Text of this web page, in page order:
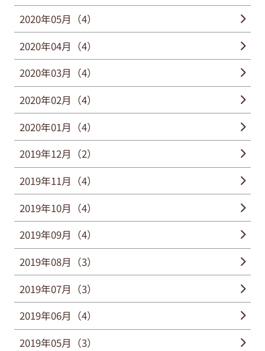
2020年05月（4）
2020年04月（4）
2020年03月（4）
2020年02月（4）
2020年01月（4）
2019年12月（2）
2019年11月（4）
2019年10月（4）
2019年09月（4）
2019年08月（3）
2019年07月（3）
2019年06月（4）
2019年05月（3）